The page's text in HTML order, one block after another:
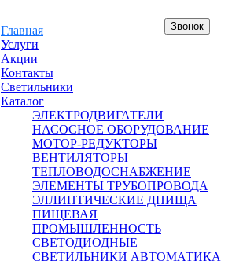
Главная
Услуги
Акции
Контакты
Светильники
Каталог
ЭЛЕКТРОДВИГАТЕЛИ
НАСОСНОЕ ОБОРУДОВАНИЕ
МОТОР-РЕДУКТОРЫ
ВЕНТИЛЯТОРЫ
ТЕПЛОВОДОСНАБЖЕНИЕ
ЭЛЕМЕНТЫ ТРУБОПРОВОДА
ЭЛЛИПТИЧЕСКИЕ ДНИЩА
ПИЩЕВАЯ
ПРОМЫШЛЕННОСТЬ
СВЕТОДИОДНЫЕ
СВЕТИЛЬНИКИ АВТОМАТИКА
Звонок